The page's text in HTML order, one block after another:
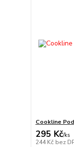
Cookline
295 Kč/ks
244 Kč bez